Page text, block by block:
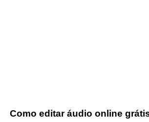
Como editar áudio online